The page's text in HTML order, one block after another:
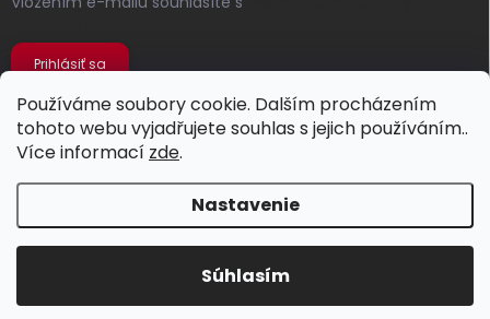
Používáme soubory cookie. Dalším procházením
tohoto webu vyjadřujete souhlas s jejich používáním..
Více informací zde.
Nastavenie
Súhlasím
Prihlásiť sa
Jeans Store . Všetky práva vyhradené.